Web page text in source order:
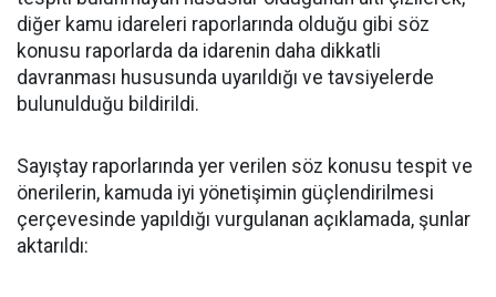
diğer kamu idareleri raporlarında olduğu gibi söz
konusu raporlarda da idarenin daha dikkatli
davranması hususunda uyarıldığı ve tavsiyelerde
bulunulduğu bildirildi.
Sayıştay raporlarında yer verilen söz konusu tespit ve
önerilerin, kamuda iyi yönetişimin güçlendirilmesi
çerçevesinde yapıldığı vurgulanan açıklamada, şunlar
aktarıldı: